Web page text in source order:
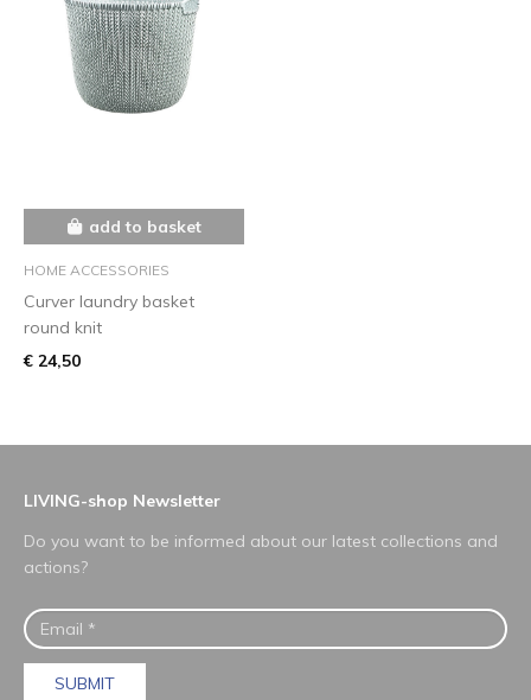
add to basket
HOME ACCESSORIES
Curver laundry basket
round knit
€ 24,50
LIVING-shop Newsletter
Do you want to be informed about our latest collections and
actions?
SUBMIT